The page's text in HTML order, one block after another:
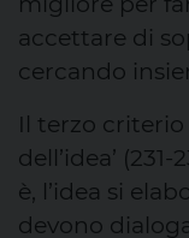
accettare di
cercando
Il terzo criterio
dell’idea’
è, l’idea si
devono